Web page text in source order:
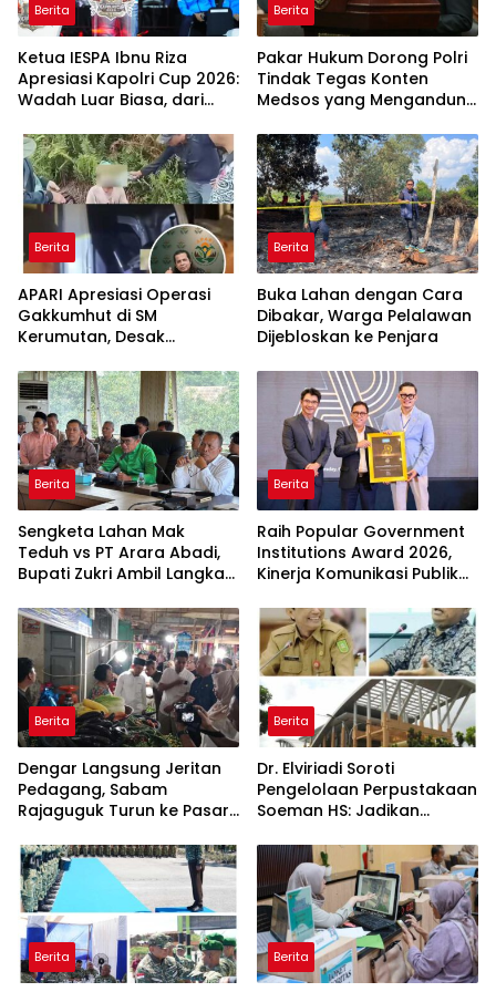
Berita
Ketua IESPA Ibnu Riza
Apresiasi Kapolri Cup 2026:
Wadah Luar Biasa, dari
Nasional
Berita
Pakar Hukum Dorong Polri
Tindak Tegas Konten
Medsos yang Mengandung
Berita
APARI Apresiasi Operasi
Gakkumhut di SM
Kerumutan, Desak
Jaringan Pembalak Liar
Berita
Buka Lahan dengan Cara
Dibakar, Warga Pelalawan
Dijebloskan ke Penjara
Berita
Sengketa Lahan Mak
Teduh vs PT Arara Abadi,
Bupati Zukri Ambil Langkah
Berita
Raih Popular Government
Institutions Award 2026,
Kinerja Komunikasi Publik
Kembali Diakui
Berita
Dengar Langsung Jeritan
Pedagang, Sabam
Rajaguguk Turun ke Pasar
Berita
Dr. Elviriadi Soroti
Pengelolaan Perpustakaan
Soeman HS: Jadikan
Kawah Candradimuka
Intelektual
Berita Berita